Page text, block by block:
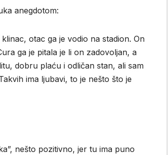
anegdotom:
otac ga je vodio na stadion. On
ga je pitala je li on zadovoljan, a
dobru plaću i odličan stan, ali sam
ima ljubavi, to je nešto što je
nešto pozitivno, jer tu ima puno